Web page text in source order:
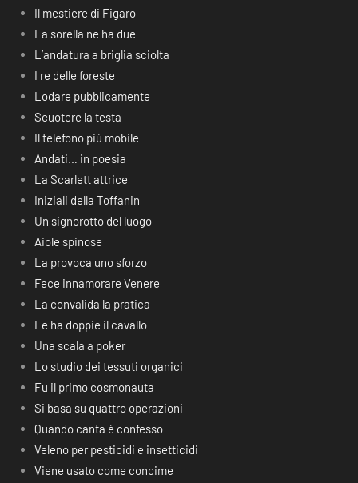
Il mestiere di Figaro
La sorella ne ha due
L’andatura a briglia sciolta
I re delle foreste
Lodare pubblicamente
Scuotere la testa
Il telefono più mobile
Andati… in poesia
La Scarlett attrice
Iniziali della Toffanin
Un signorotto del luogo
Aiole spinose
La provoca uno sforzo
Fece innamorare Venere
La convalida la pratica
Le ha doppie il cavallo
Una scala a poker
Lo studio dei tessuti organici
Fu il primo cosmonauta
Si basa su quattro operazioni
Quando canta è confesso
Veleno per pesticidi e insetticidi
Viene usato come concime